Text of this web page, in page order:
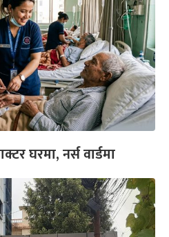
घरमा, नर्स वार्डमा